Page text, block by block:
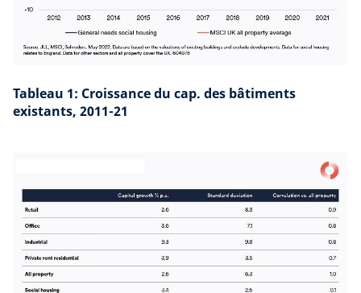
Tableau 1: Croissance du cap. des bâtiments
existants, 2011-21